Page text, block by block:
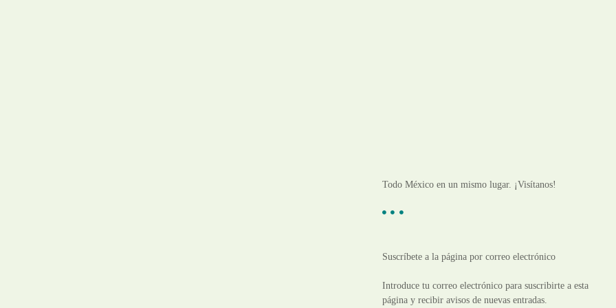
Todo México en un mismo lugar. ¡Visítanos!
Suscríbete a la página por correo electrónico
Introduce tu correo electrónico para suscribirte a esta
página y recibir avisos de nuevas entradas.